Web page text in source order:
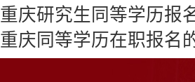
重庆研究生同等学历报
重庆同等学历在职报名